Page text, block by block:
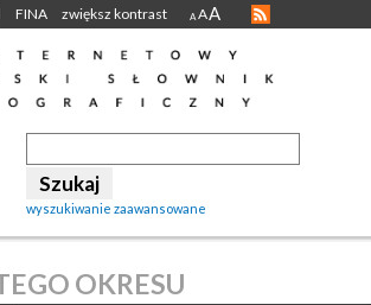
FINA zwiększ kontrast A AA
wyszukiwanie zaawansowane
OKRESU